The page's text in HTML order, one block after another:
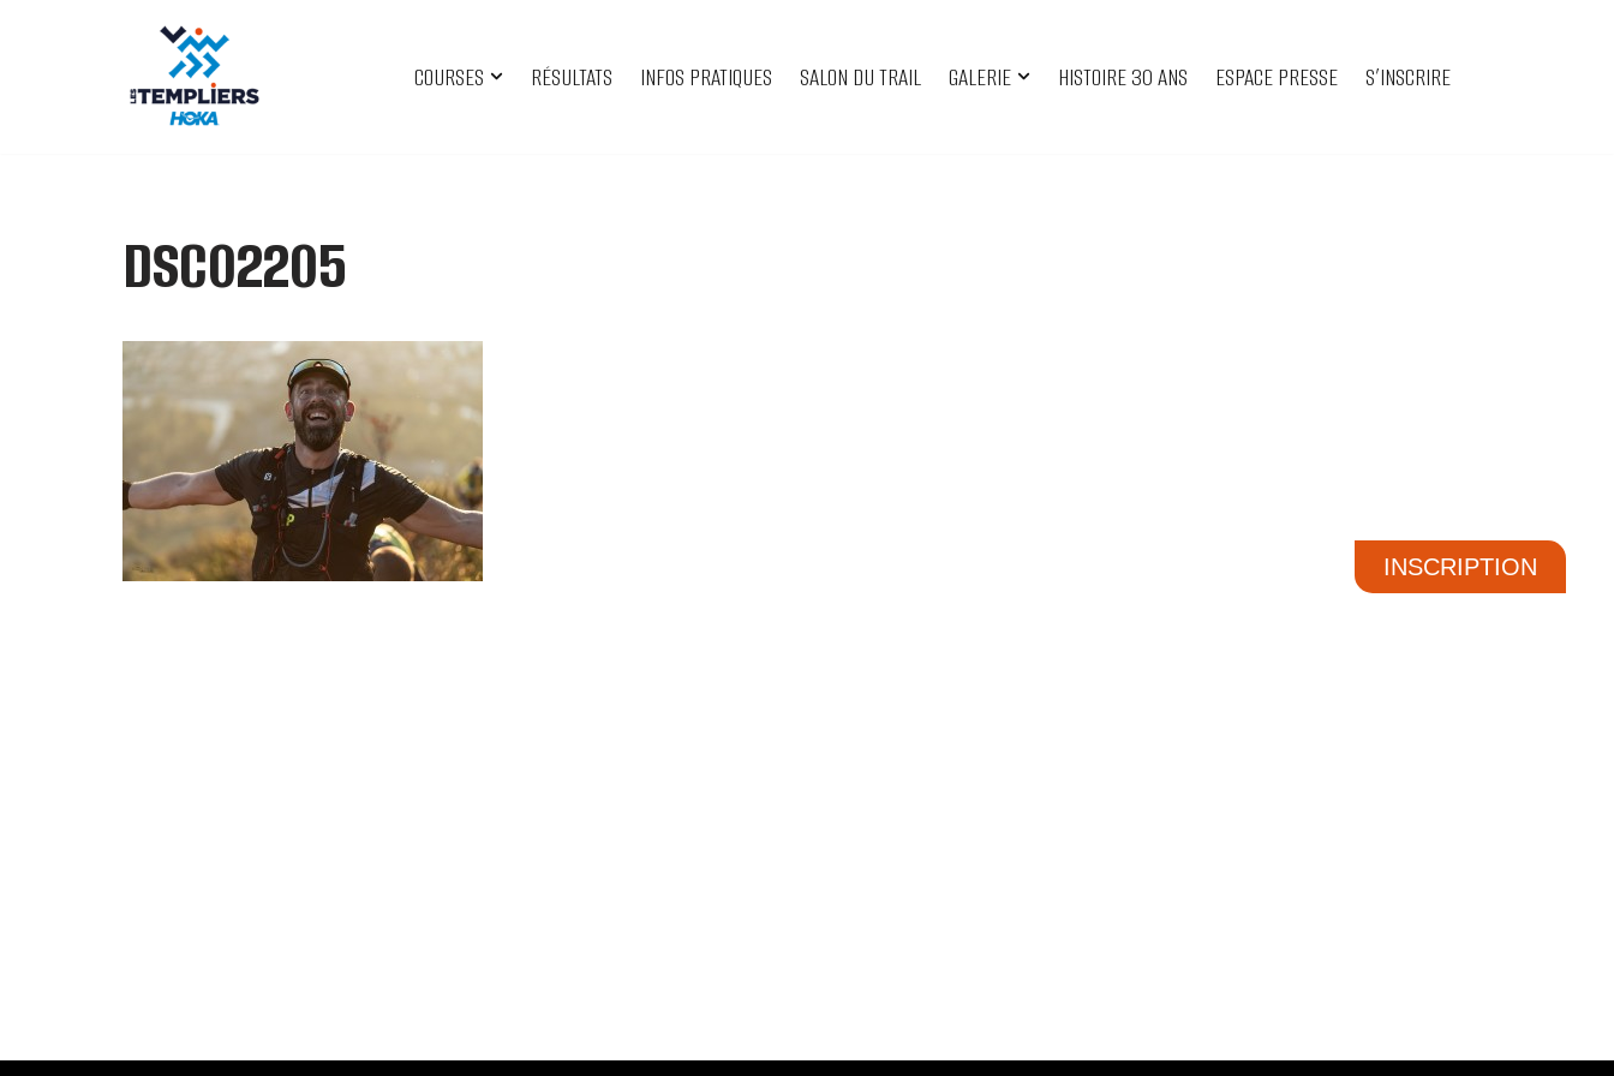
COURSES RÉSULTATS INFOS PRATIQUES SALON DU TRAIL GALERIE HISTOIRE 30 ANS ESPACE PRESSE S’INSCRIRE
INSCRIPTION
DSC02205